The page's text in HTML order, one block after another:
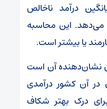
درآمد ناخالص
می‌دهد. این محاسبه
نشان‌دهنده آن است
در آن کشور درآمدی
برای درک بهتر شکاف